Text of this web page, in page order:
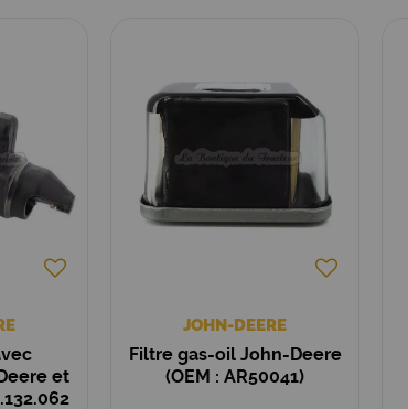
et
JOHN-DEERE
Filtre gas-oil John-Deere
(OEM : AR50041)